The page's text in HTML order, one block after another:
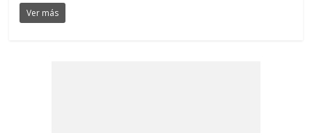
Ver más